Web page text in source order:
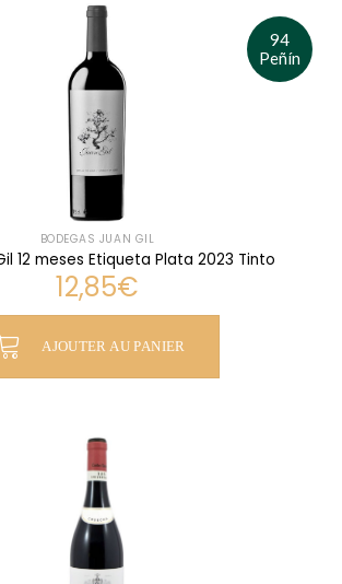
94
Peñín
BODEGAS JUAN GIL
12 meses Etiqueta Plata 2023 Tinto
12,85€
AJOUTER AU PANIER